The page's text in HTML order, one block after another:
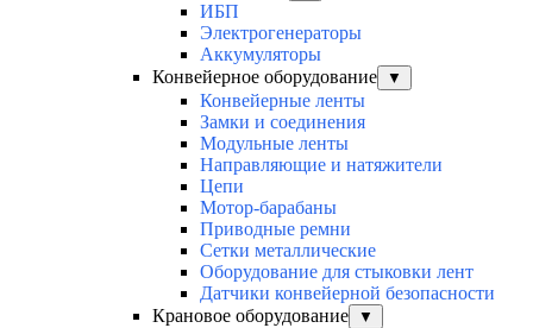
ИБП
Электрогенераторы
Аккумуляторы
Конвейерное оборудование
▼
Конвейерные ленты
Замки и соединения
Модульные ленты
Направляющие и натяжители
Цепи
Мотор-барабаны
Приводные ремни
Сетки металлические
Оборудование для стыковки лент
Датчики конвейерной безопасности
Крановое оборудование
▼